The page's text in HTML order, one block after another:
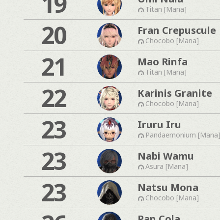
Titan [Mana]
20 Fran Crepuscule
Chocobo [Mana]
21 Mao Rinfa
Titan [Mana]
22 Karinis Granite
Chocobo [Mana]
23 Iruru Iru
Pandaemonium [Mana]
23 Nabi Wamu
Asura [Mana]
23 Natsu Mona
Chocobo [Mana]